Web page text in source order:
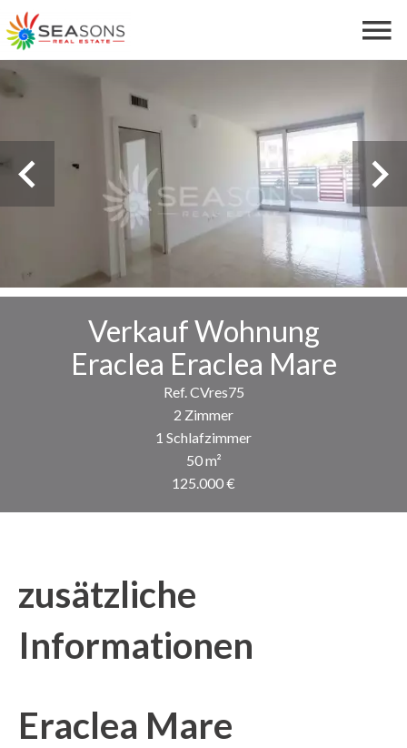
Verkauf Wohnung
Eraclea Eraclea Mare
Ref. CVres75
2 Zimmer
1 Schlafzimmer
50 m²
125.000 €
zusätzliche
Informationen
Eraclea Mare